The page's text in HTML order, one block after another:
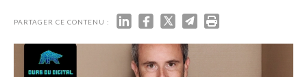
PARTAGER CE CONTENU :